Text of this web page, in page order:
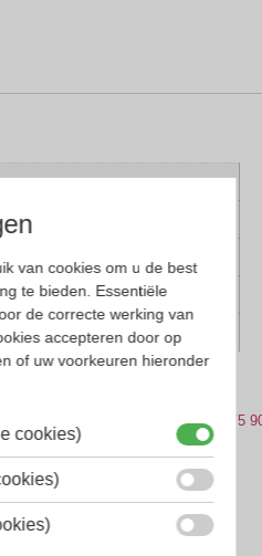
Heren
van cookies om u de best
te bieden. Essentiële
de correcte werking van
accepteren door op
of uw voorkeuren hieronder
cookies)